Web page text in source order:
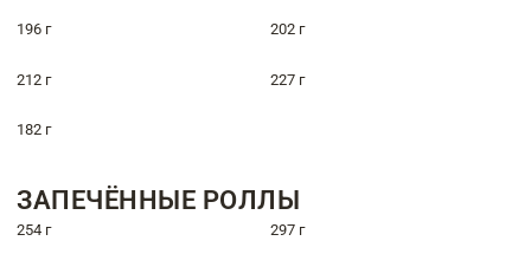
196 г 202 г
212 г 227 г
182 г
ЗАПЕЧЁННЫЕ РОЛЛЫ
254 г 297 г